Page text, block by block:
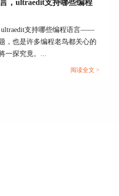
中，提供了多种不同格式
置、十进制设置以及十六
果你对颜色的代码不太熟
红色框内的按钮进行选
，ultraedit支持哪些编程
ultraedit支持哪些编程语言——
，也是许多编程老鸟都关心的
一探究竟。...
阅读全文 >